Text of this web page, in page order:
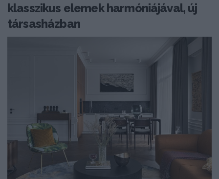
klasszikus elemek harmóniájával, új
társasházban